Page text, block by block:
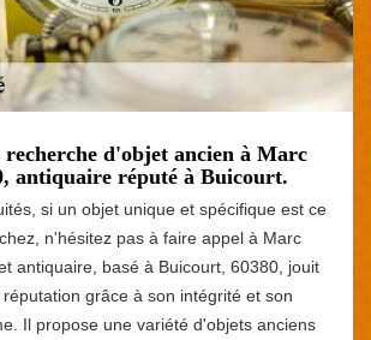
d'objet ancien à Marc
antiquaire réputé à Buicourt.
si un objet unique et spécifique est ce
n'hésitez pas à faire appel à Marc
antiquaire, basé à Buicourt, 60380, jouit
grâce à son intégrité et son
Il propose une variété d'objets anciens